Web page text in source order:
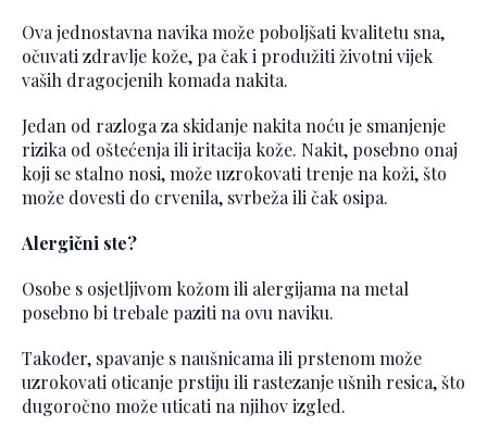
Ova jednostavna navika može poboljšati kvalitetu sna,
očuvati zdravlje kože, pa čak i produžiti životni vijek
vaših dragocjenih komada nakita.
Jedan od razloga za skidanje nakita noću je smanjenje
rizika od oštećenja ili iritacija kože. Nakit, posebno onaj
koji se stalno nosi, može uzrokovati trenje na koži, što
može dovesti do crvenila, svrbeža ili čak osipa.
Alergični ste?
Osobe s osjetljivom kožom ili alergijama na metal
posebno bi trebale paziti na ovu naviku.
Također, spavanje s naušnicama ili prstenom može
uzrokovati oticanje prstiju ili rastezanje ušnih resica, što
dugoročno može uticati na njihov izgled.